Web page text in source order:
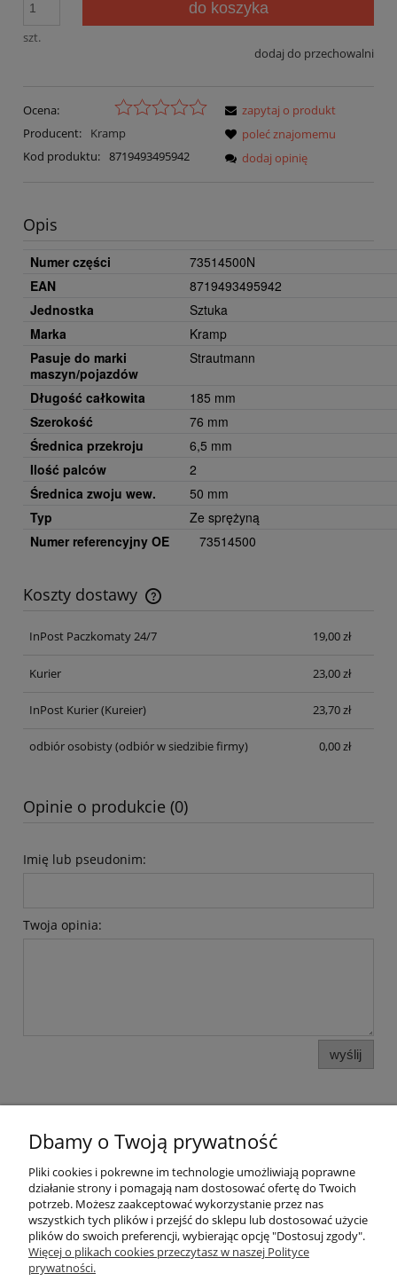
szt.
do koszyka
dodaj do przechowalni
Ocena:
Producent:
Kramp
Kod produktu: 8719493495942
zapytaj o produkt
poleć znajomemu
dodaj opinię
Opis
Numer części
73514500N
EAN
8719493495942
Jednostka
Sztuka
Marka
Kramp
Pasuje do marki
maszyn/pojazdów
Strautmann
Długość całkowita
185 mm
Szerokość
76 mm
Średnica przekroju
6,5 mm
Ilość palców
2
Średnica zwoju wew.
50 mm
Typ
Ze sprężyną
Numer referencyjny OE
73514500
Koszty dostawy
Cena nie zawiera ewentualnych kosztów płatności
InPost Paczkomaty 24/7
19,00 zł
Kurier 23,00 zł
InPost Kurier(Kureier) 23,70 zł
odbiór osobisty(odbiór w siedzibie firmy) 0,00 zł
Opinie o produkcie (0)
Imię lub pseudonim:
Twoja opinia:
wyślij
Moje konto
Płatności i dostawa
Dbamy o Twoją prywatność
Pliki cookies i pokrewne im technologie umożliwiają poprawne
działanie strony i pomagają nam dostosować ofertę do Twoich
potrzeb. Możesz zaakceptować wykorzystanie przez nas
wszystkich tych plików i przejść do sklepu lub dostosować użycie
plików do swoich preferencji, wybierając opcję "Dostosuj zgody".
Więcej o plikach cookies przeczytasz w naszej Polityce
prywatności.